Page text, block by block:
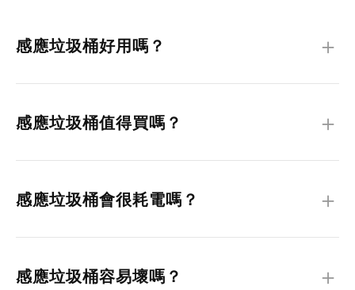
看的見生活美感， 看不見生活雜訊。 延伸閱讀→ LOOK ELPHECO
嗎？
感應垃圾桶好用嗎？ ＋
感應垃圾桶透過紅外線自動開蓋， 可避免手部接觸垃圾桶表
有效減少細菌沾染與異味接觸。
感應垃圾桶值得買嗎？ ＋
如果你重視居家清潔、氣味控制與生活便利性， 感應垃圾桶是
的衛生風險。
感應垃圾桶會很耗電嗎？ ＋
大多數感應垃圾桶採用低功耗設計， 只有在感應到動作時才啟
感應垃圾桶容易壞嗎？ ＋